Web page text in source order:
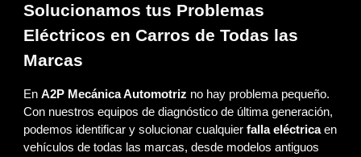
Solucionamos tus Problemas
Eléctricos en Carros de Todas las
Marcas
EnA2P Mecánica Automotriz no hay problema pequeño.
Con nuestros equipos de diagnóstico de última generación,
podemos identificar y solucionar cualquierfalla eléctricaen
vehículos de todas las marcas, desde modelos antiguos